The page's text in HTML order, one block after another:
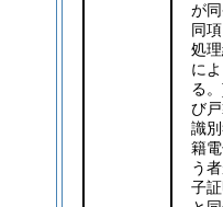
が
同
処
に
る
び
識
籍
う
子